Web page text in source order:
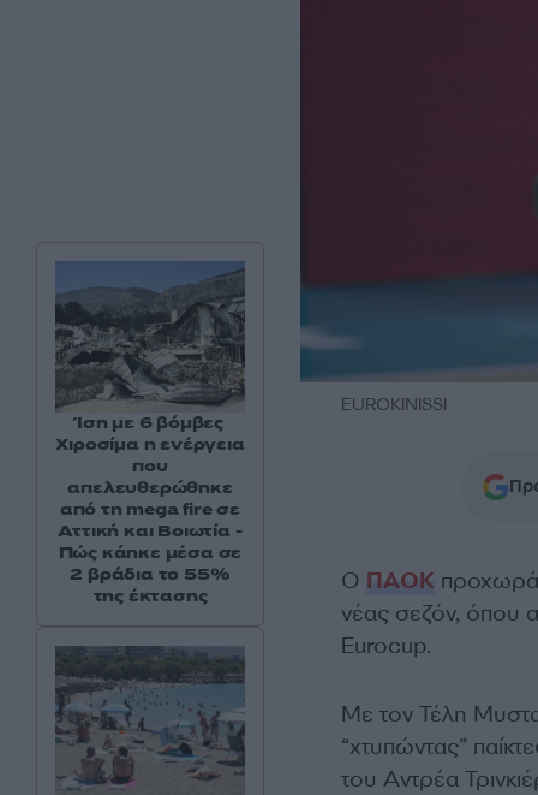
EUROKINISSI
Ο ΠΑΟΚ
νέας σεζόν, όπου
Eurocup.
Με τον Τέλη
“χτυπώντας”
του Αντρέα
Ίση με 6 βόμβες
Χιροσίμα η ενέργεια
που
απελευθερώθηκε
από τη mega fire σε
Αττική και Βοιωτία -
Πώς κάηκε μέσα σε
2 βράδια το 55%
της έκτασης